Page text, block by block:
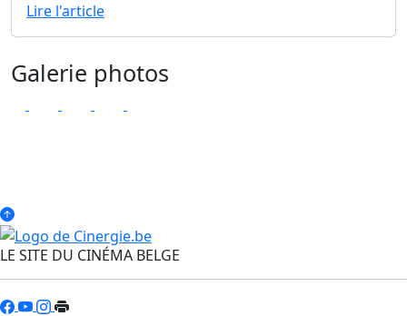
Lire l'article
Galerie photos
LE SITE DU CINÉMA BELGE